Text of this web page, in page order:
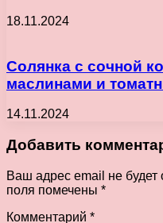
18.11.2024
Солянка с сочной
маслинами и
14.11.2024
Добавить
Ваш адрес email не будет
поля помечены *
Комментарий *